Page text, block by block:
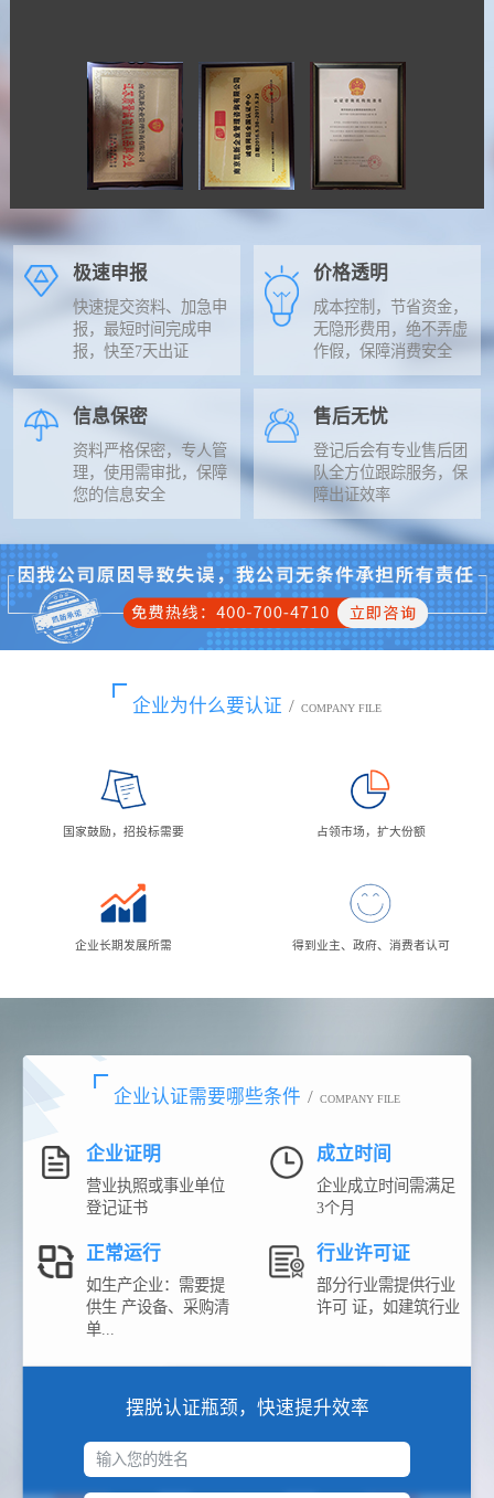
极速申报
快速提交资料、加急申
报，最短时间完成申
报，快至7天出证
价格透明
成本控制，节省资金，
无隐形费用，绝不弄虚
作假，保障消费安全
信息保密
资料严格保密，专人管
理，使用需审批，保障
您的信息安全
售后无忧
登记后会有专业售后团
队全方位跟踪服务，保
障出证效率
企业为什么要认证 / COMPANY FILE
国家鼓励，招投标需要 占领市场，扩大份额
企业长期发展所需 得到业主、政府、消费者认可
企业认证需要哪些条件 / COMPANY FILE
企业证明
营业执照或事业单位
登记证书
成立时间
企业成立时间需满足
3个月
正常运行
如生产企业：需要提
供生 产设备、采购清
单...
行业许可证
部分行业需提供行业
许可 证，如建筑行业
摆脱认证瓶颈，快速提升效率
输入您的姓名